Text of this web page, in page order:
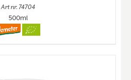
Art nr. 74704
500ml